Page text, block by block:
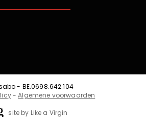
- BE.0698.642.104
-Algemene voorwaarden
site by Like a Virgin